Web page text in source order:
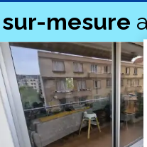
sur-mesure